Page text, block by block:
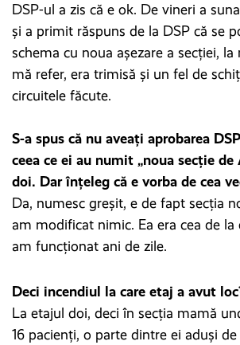
DSP-ul a zis că e ok. De vineri a
și a primit răspuns de la DSP că se
schema cu noua așezare a secției,
mă refer, era trimisă și un fel de
circuitele făcute.
S-a spus că nu aveați aprobarea
ceea ce ei au numit „noua secție de
doi. Dar înțeleg că e vorba de cea
Da, numesc greșit, e de fapt secția
am modificat nimic. Ea era cea de
am funcționat ani de zile.
Deci incendiul la care etaj a avut
La etajul doi, deci în secția mamă
16 pacienți, o parte dintre ei aduși